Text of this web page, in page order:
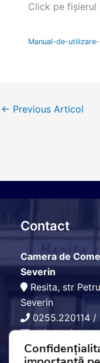
Click pe fișierul
Manual-de-
← Previous Articol
Contact
Camera de
Severin
Resita, str
Severin
0255.220114 /
ccia@ccia-